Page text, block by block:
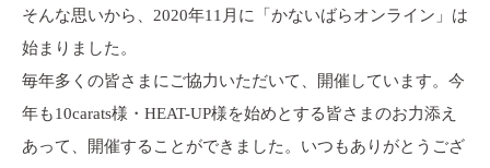
そんな思いから、2020年11月に「かないばらオンライン」は
始まりました。
毎年多くの皆さまにご協力いただいて、開催しています。今
年も10carats様・HEAT-UP様を始めとする皆さまのお力添え
あって、開催することができました。いつもありがとうござ